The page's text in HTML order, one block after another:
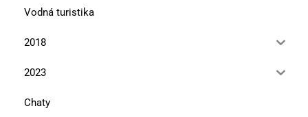
Vodná turistika
2018
2023
Chaty